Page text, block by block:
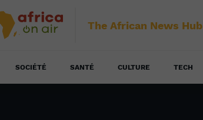
The African News Hub
SOCIÉTÉ SANTÉ CULTURE TECH